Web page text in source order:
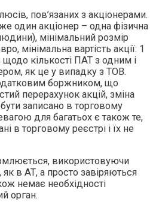
пов’язаних з акціонерами.
один акціонер – одна фізична
мінімальний розмір
мінімальна вартість акції: 1
кількості ПАТ з одним і
як це у випадку з ТОВ.
боржником, що
перерахунок акцій, зміна
записано в торговому
для багатьох є також те,
в торговому реєстрі і їх не
використовуючи
як в АТ, а просто завіряються
немає необхідності
орган.